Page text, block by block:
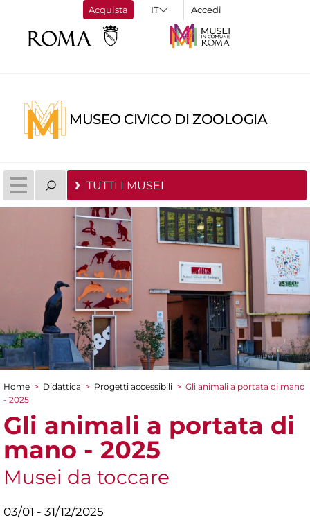
Acquista Accedi
MUSEO CIVICO DI ZOOLOGIA
TUTTI I MUSEI
Tu sei qui
Home > Didattica > Progetti accessibili > Gli animali a portata di mano
- 2025
Gli animali a portata di
mano - 2025
Musei da toccare
03/01 - 31/12/2025